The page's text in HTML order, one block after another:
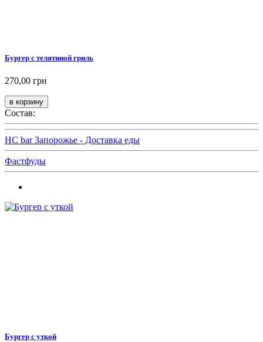
Бургер с телятиной гриль
270,00 грн
Состав:
HC bar Запорожье - Доставка еды
Фастфуды
Бургер с уткой